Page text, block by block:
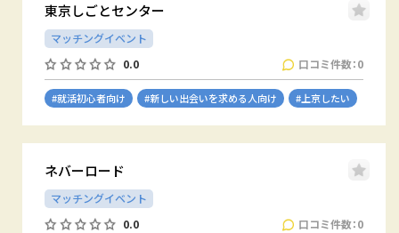
東京しごとセンター
マッチングイベント
0.0
口コミ件数：0
#就活初心者向け #新しい出会いを求める人向け #上京したい
ネバーロード
マッチングイベント
0.0
口コミ件数：0